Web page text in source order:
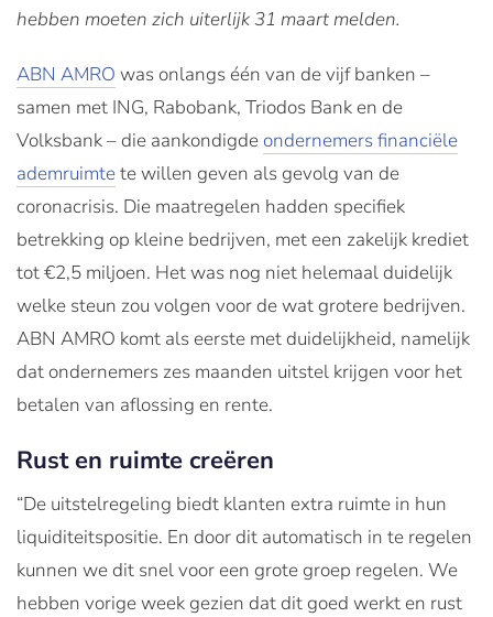
hebben moeten zich uiterlijk 31 maart melden.
ABN AMRO was onlangs één van de vijf banken –
samen met ING, Rabobank, Triodos Bank en de
Volksbank – die aankondigdeondernemers financiële
ademruimtete willen geven als gevolg van de
coronacrisis. Die maatregelen hadden specifiek
betrekking op kleine bedrijven, met een zakelijk krediet
tot €2,5 miljoen. Het was nog niet helemaal duidelijk
welke steun zou volgen voor de wat grotere bedrijven.
ABN AMRO komt als eerste met duidelijkheid, namelijk
dat ondernemers zes maanden uitstel krijgen voor het
betalen van aflossing en rente.
Rust en ruimte creëren
“De uitstelregeling biedt klanten extra ruimte in hun
liquiditeitspositie. En door dit automatisch in te regelen
kunnen we dit snel voor een grote groep regelen. We
hebben vorige week gezien dat dit goed werkt en rust